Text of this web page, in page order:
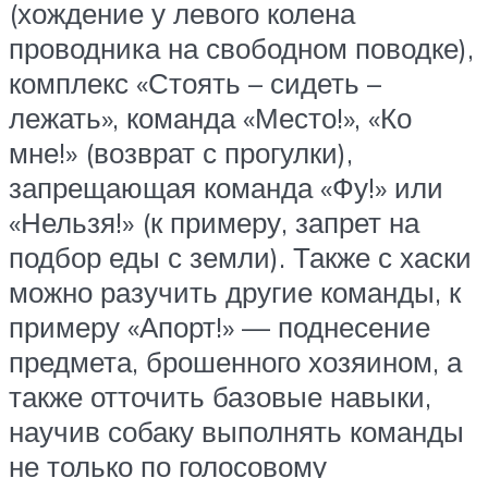
(хождение у левого колена
проводника на свободном поводке),
комплекс «Стоять – сидеть –
лежать», команда «Место!», «Ко
мне!» (возврат с прогулки),
запрещающая команда «Фу!» или
«Нельзя!» (к примеру, запрет на
подбор еды с земли). Также с хаски
можно разучить другие команды, к
примеру «Апорт!» — поднесение
предмета, брошенного хозяином, а
также отточить базовые навыки,
научив собаку выполнять команды
не только по голосовому